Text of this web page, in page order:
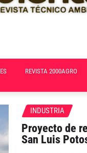
REVISTA 2000AGRO
INDUSTRIA
Proyecto de
San Luis